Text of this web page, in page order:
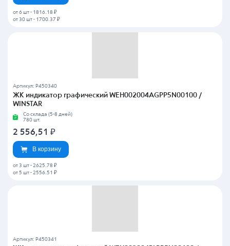
от 6 шт - 1816.18 ₽
от 30 шт - 1700.37 ₽
Артикул: P450340
ЖК индикатор графический WEH002004AGPP5N00100 /
WINSTAR
Со склада (5-8 дней)
780 шт.
2 556,51 ₽
В корзину
от 3 шт - 2625.78 ₽
от 5 шт - 2556.51 ₽
Артикул: P450341